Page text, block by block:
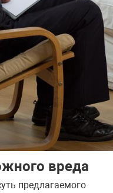
вреда
предлагаемого